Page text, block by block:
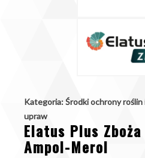
Kategoria: Środki ochrony
upraw
Elatus Plus
Ampol-Merol